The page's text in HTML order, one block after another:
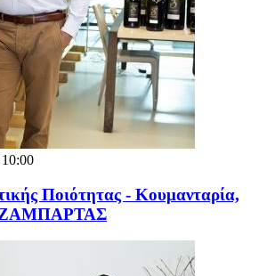
Ποιότητας - Κουμανταρία,